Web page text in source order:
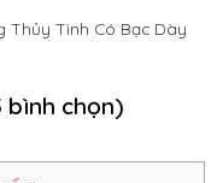
Thủy Tinh Có Bạc Dày
chọn)